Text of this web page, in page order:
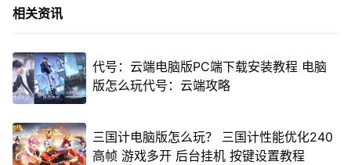
相关资讯
代号：云端电脑版PC端下载安装教程 电脑
版怎么玩代号：云端攻略
三国计电脑版怎么玩？ 三国计性能优化240
高帧 游戏多开 后台挂机 按键设置教程